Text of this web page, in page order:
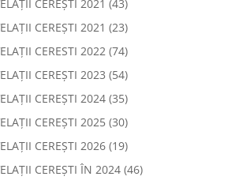
CEREȘTI 2021 (43)
CEREȘTI 2021 (23)
CERESTI 2022 (74)
CEREȘTI 2023 (54)
CEREȘTI 2024(35)
CEREȘTI 2025(30)
CEREȘTI 2026(19)
CEREȘTI ÎN 2024(46)